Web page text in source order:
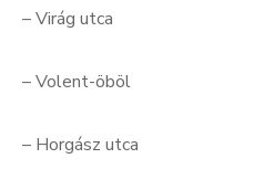
– Virág utca
– Volent-öböl
– Horgász utca